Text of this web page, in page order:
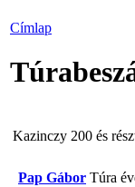
Címlap
Kazinczy 200 és
Pap Gábor Túra